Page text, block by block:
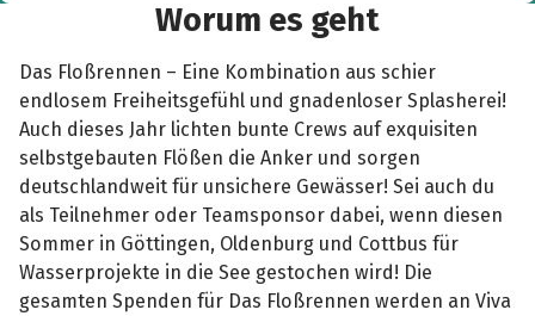
Worum es geht
Das Floßrennen – Eine Kombination aus schier
endlosem Freiheitsgefühl und gnadenloser Splasherei!
Auch dieses Jahr lichten bunte Crews auf exquisiten
selbstgebauten Flößen die Anker und sorgen
deutschlandweit für unsichere Gewässer! Sei auch du
als Teilnehmer oder Teamsponsor dabei, wenn diesen
Sommer in Göttingen, Oldenburg und Cottbus für
Wasserprojekte in die See gestochen wird! Die
gesamten Spenden für Das Floßrennen werden an Viva